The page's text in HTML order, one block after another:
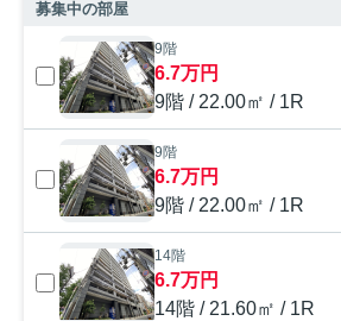
募集中の部屋
9階
6.7万円
9階 / 22.00㎡ / 1R
9階
6.7万円
9階 / 22.00㎡ / 1R
14階
6.7万円
14階 / 21.60㎡ / 1R